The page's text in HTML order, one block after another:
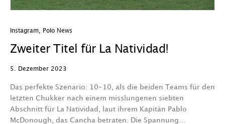
Instagram Polo News
Zweiter Titel für La Natividad!
5. Dezember 2023
Das perfekte Szenario: 10-10, als die beiden Teams für den
letzten Chukker nach einem misslungenen siebten
Abschnitt für La Natividad, laut ihrem Kapitän Pablo
McDonough, das Cancha betraten. Die Spannung…